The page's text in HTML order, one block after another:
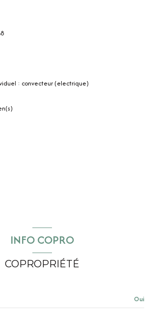
: convecteur (electrique)
INFO COPRO
COPROPRIÉTÉ
Oui